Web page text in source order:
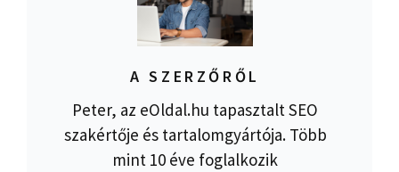
A SZERZŐRŐL
Peter, az eOldal.hu tapasztalt SEO
szakértője és tartalomgyártója. Több
mint 10 éve foglalkozik